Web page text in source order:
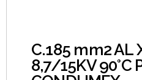
C.185 mm2 AL
8,7/15KV 90°C